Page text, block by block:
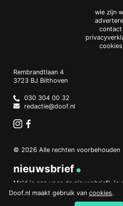
wie zijn
contact
cookies
Doof.nl
work
Rembrandtlaan 4
3723 BJ Bilthoven
Netherlands
030 304 00 32
redactie@doof.nl
© 2026 Alle rechten voorbehouden
nieuwsbrief
Meld je aan voor de nieuwsbrief! Je
een overzicht van het belangrijkste
aanmelden
Doof.nl maakt gebruik van cookies.